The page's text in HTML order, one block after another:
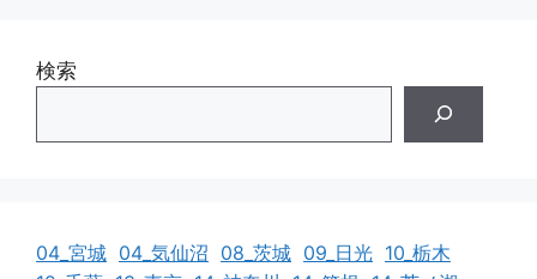
検索
04_宮城 04_気仙沼 08_茨城 09_日光 10_栃木